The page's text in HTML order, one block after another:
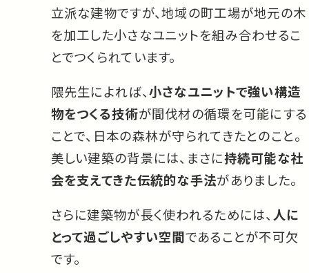
立派な建物ですが、地域の町工場が地元の木
を加工した小さなユニットを組み合わせるこ
とでつくられています。
隈先生によれば、小さなユニットで強い構造
物をつくる技術が間伐材の循環を可能にする
ことで、日本の森林が守られてきたとのこと。
美しい建築の背景には、まさに持続可能な社
会を支えてきた伝統的な手法がありました。
さらに建築物が長く使われるためには、人に
とって過ごしやすい空間であることが不可欠
です。